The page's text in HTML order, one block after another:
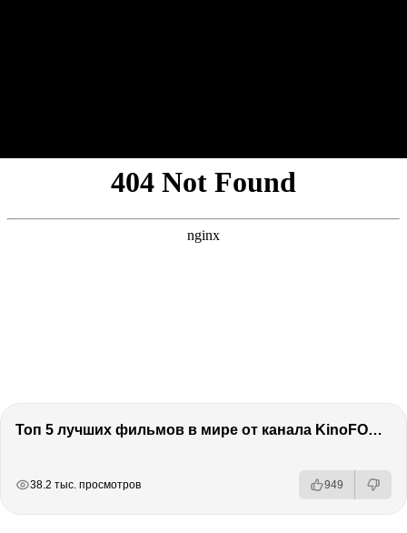
Топ 5 лучших фильмов в мире от канала KinoFOX / Подкаст про кино / Разговор о фильмах / Обсуждение
38.2 тыс. просмотров 949